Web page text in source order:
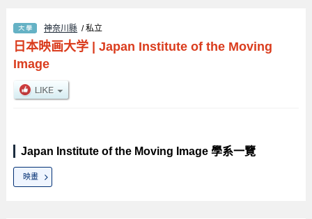
神奈川縣 / 私立
日本映画大学| Japan Institute of the Moving
Image
Japan Institute of the Moving Image 學系一覽
映畫